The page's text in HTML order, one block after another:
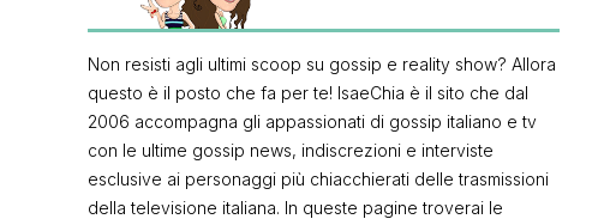
Non resisti agli ultimi scoop su gossip e reality show? Allora
questo è il posto che fa per te! IsaeChia è il sito che dal
2006 accompagna gli appassionati di gossip italiano e tv
con le ultime gossip news, indiscrezioni e interviste
esclusive ai personaggi più chiacchierati delle trasmissioni
della televisione italiana. In queste pagine troverai le